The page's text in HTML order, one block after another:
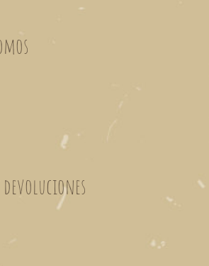
devoluciones